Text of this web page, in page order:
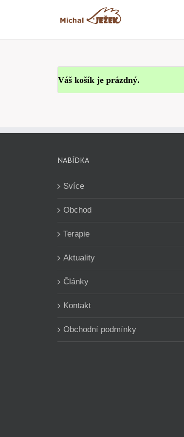
Váš košík je prázdný.
NABÍDKA
Svíce
Obchod
Terapie
Aktuality
Články
Kontakt
Obchodní podmínky